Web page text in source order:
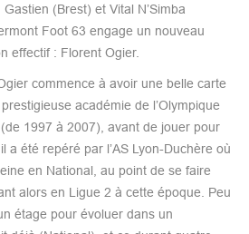
(Brest) et Vital N’Simba
Foot 63 engage un nouveau
effectif : Florent Ogier.
commence à avoir une belle carte
académie de l’Olympique
1997 à 2007), avant de jouer pour
a été repéré par l’AS Lyon-Duchère où
en National, au point de se faire
alors en Ligue 2 à cette époque. Peu
étage pour évoluer dans un